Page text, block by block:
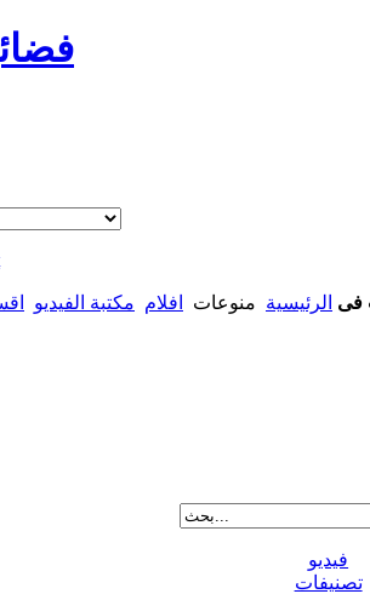
فى الرئيسية منوعات افلام مكتبة الفيديو
فيديو
تصنيفات